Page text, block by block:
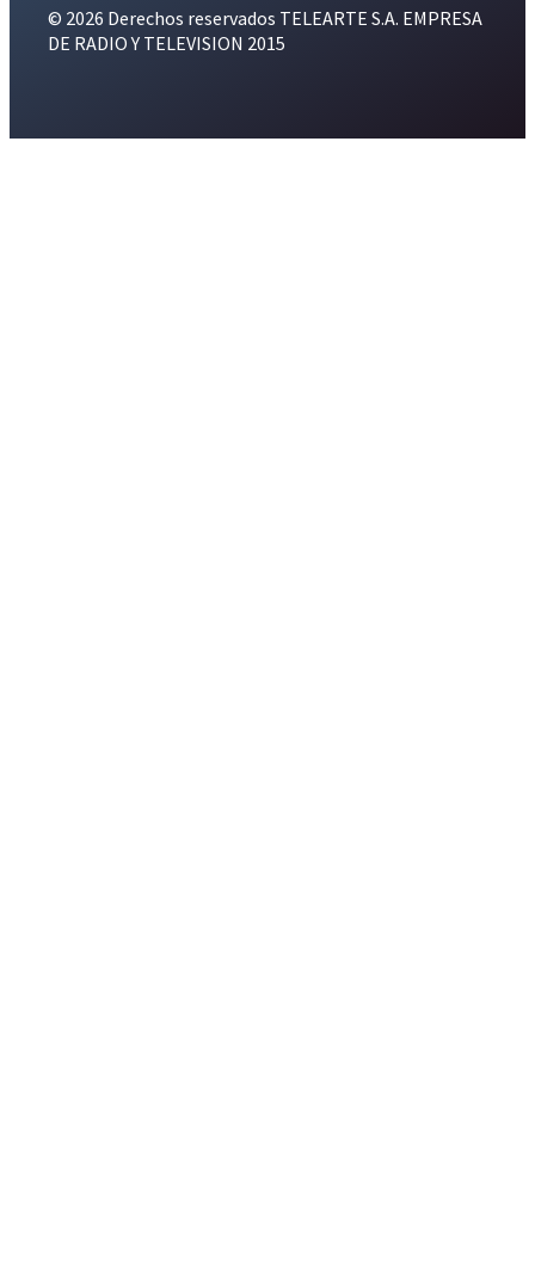
© 2026 Derechos reservados TELEARTE S.A. EMPRESA
DE RADIO Y TELEVISION 2015